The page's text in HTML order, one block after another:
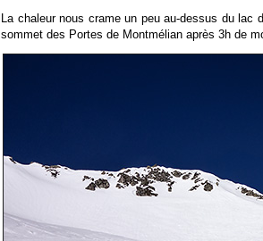
La chaleur nous crame un peu au-dessus du
sommet des Portes de Montmélian après 3h de